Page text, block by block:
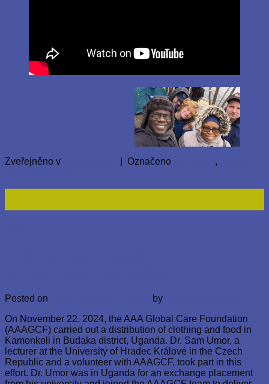
Zveřejněno v Označeno ,
Posted on by
On November 22, 2024, the AAA Global Care Foundation
(AAAGCF) carried out a distribution of clothing and food in
Kamonkoli in Budaka district, Uganda. Dr. Sam Umor, a
lecturer at the University of Hradec Králové in the Czech
Republic and a volunteer with AAAGCF, took part in this
effort. Dr. Umor was in Uganda for an exchange placement